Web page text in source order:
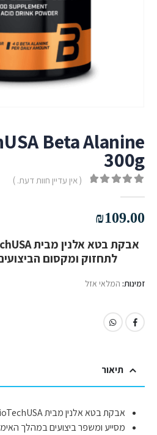
Beta Alanine
300g
( אין עדיין חוות דעת. )
₪109.00
לתחזוק ומקסום
זמינות: המלאי אזל
תיאור
אבקת בטא אלנין מבית BioTechUSA
מסייע ומשפר ביצועים במהלך